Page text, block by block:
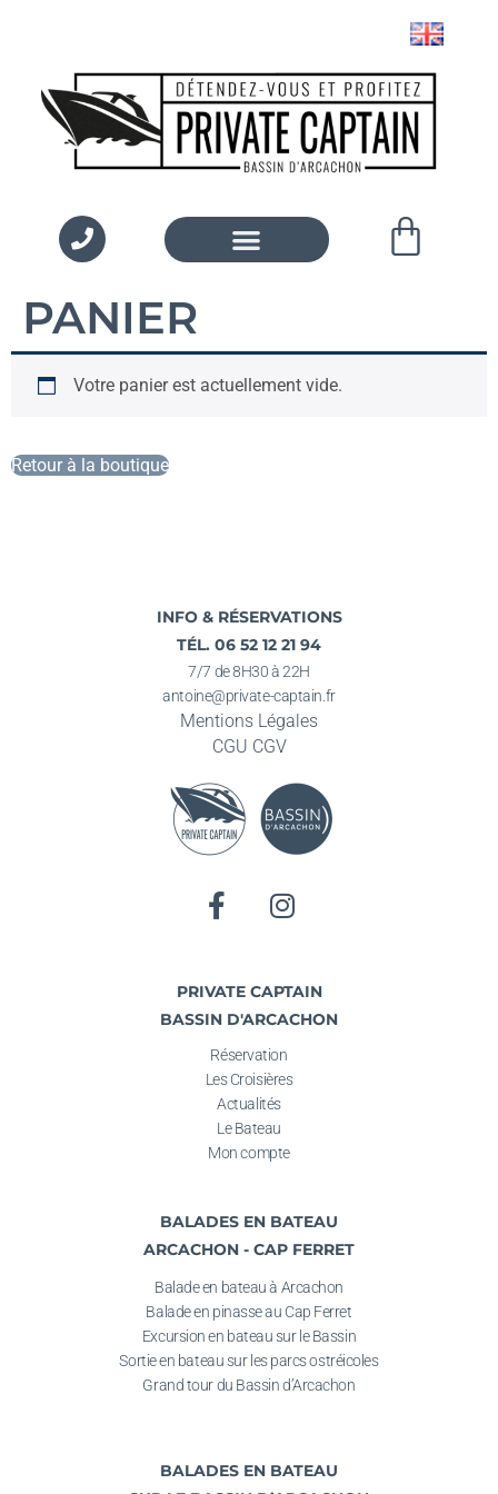
PANIER
Votre panier est actuellement vide.
Retour à la boutique
INFO & RÉSERVATIONS
TÉL. 06 52 12 21 94
7/7 de 8H30 à 22H
antoine@private-captain.fr
Mentions Légales
CGU CGV
PRIVATE CAPTAIN
BASSIN D'ARCACHON
Réservation
Les Croisières
Actualités
Le Bateau
Mon compte
BALADES EN BATEAU
ARCACHON - CAP FERRET
Balade en bateau à Arcachon
Balade en pinasse au Cap Ferret
Excursion en bateau sur le Bassin
Sortie en bateausur les parcs ostréicoles
Grand tour du Bassin d’Arcachon
BALADES EN BATEAU